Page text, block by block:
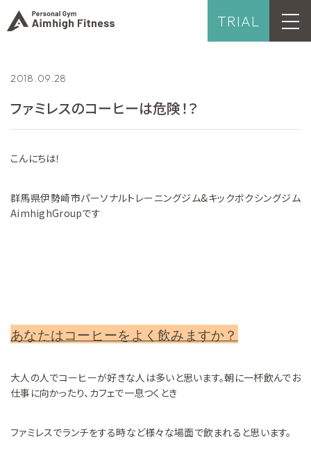
TRIAL
2018.09.28
ファミレスのコーヒーは危険！？
こんにちは！
群馬県伊勢崎市パーソナルトレーニングジム&キックボクシングジム
AimhighGroupです
あなたはコーヒーをよく飲みますか？
大人の人でコーヒーが好きな人は多いと思います。朝に一杯飲んでお
仕事に向かったり、カフェで一息つくとき
ファミレスでランチをする時など様々な場面で飲まれると思います。